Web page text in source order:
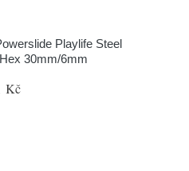
Playlife Steel
30mm/6mm
Kč